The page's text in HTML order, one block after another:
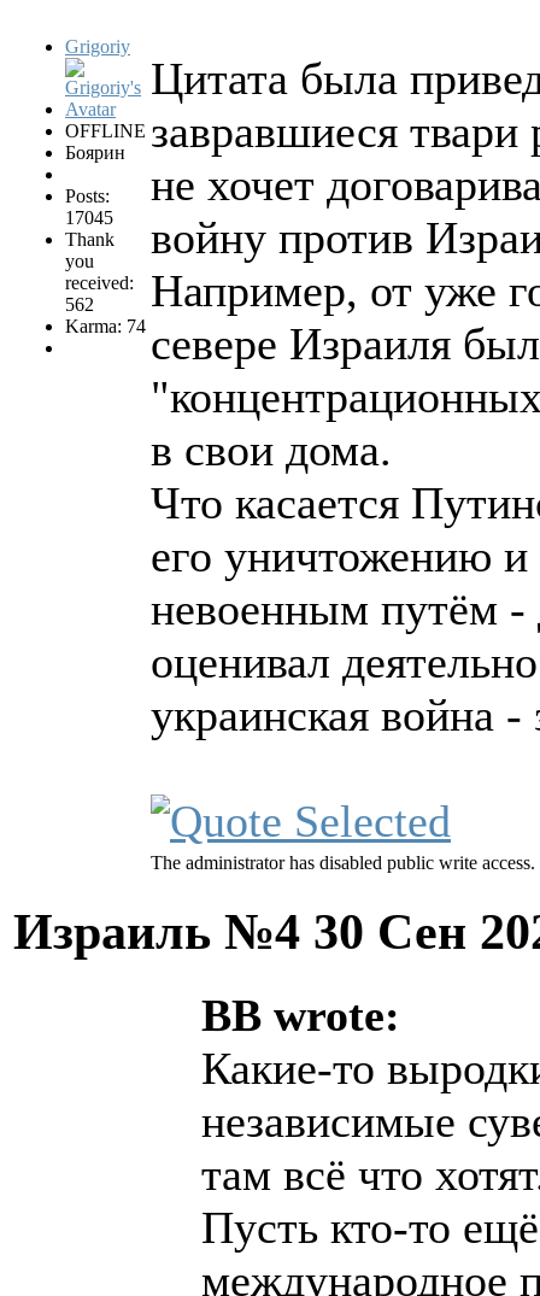
Grigoriy
OFFLINE
Боярин
Posts:
17045
Thank
you
received:
562
Karma: 74
Цитата была
завравшиеся
не хочет
войну против
Например, от уже
севере Израиля
в свои дома.
Что касается
его уничтожению
невоенным путём -
оценивал
украинская война -
The administrator has disabled public write access.
Израиль №4 30 Сен
BB wrote:
Какие-то
независимые
там всё что
Пусть кто-то
международное